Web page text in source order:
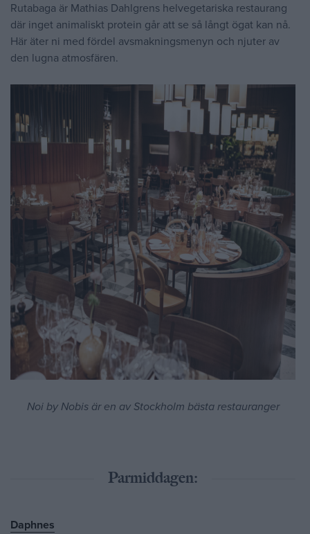
Rutabaga är Mathias Dahlgrens helvegetariska restaurang
där inget animaliskt protein går att se så långt ögat kan nå.
Här äter ni med fördel avsmakningsmenyn och njuter av
den lugna atmosfären.
Noi by Nobis är en av Stockholm bästa restauranger
Parmiddagen:
Daphnes